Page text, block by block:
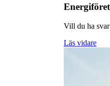
Vill du ha
Läs vidare